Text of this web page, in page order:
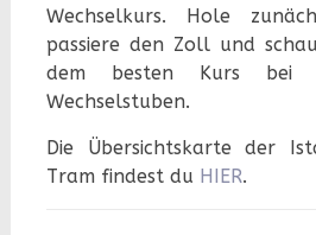
Wechselkurs. Hole
passiere den Zoll und
dem besten Kurs bei
Wechselstuben.
Die Übersichtskarte der
Tram findest du HIER.